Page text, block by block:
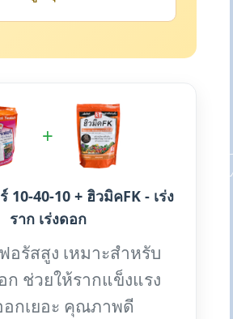
+
10-40-10 + ฮิวมิคFK - เร่ง
ราก เร่งดอก
รัสสูง เหมาะสำหรับ
ก ช่วยให้รากแข็งแรง
กเยอะ คุณภาพดี